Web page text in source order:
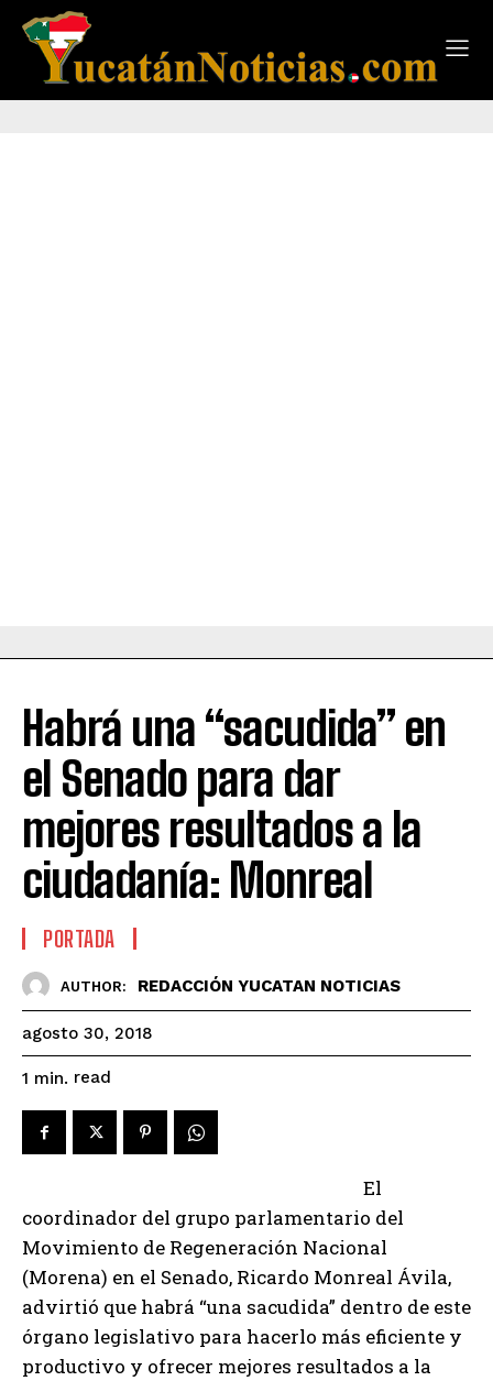
Habrá una “sacudida” en
el Senado para dar
mejores resultados a la
ciudadanía: Monreal
PORTADA
AUTHOR: REDACCIÓN YUCATAN NOTICIAS
agosto 30, 2018
1 min. read
El
coordinador del grupo parlamentario del
Movimiento de Regeneración Nacional
(Morena) en el Senado, Ricardo Monreal Ávila,
advirtió que habrá “una sacudida” dentro de este
órgano legislativo para hacerlo más eficiente y
productivo y ofrecer mejores resultados a la